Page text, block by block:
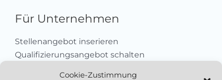
Cookie-Zustimmung
Für Unternehmen
Stellenangebot inserieren
Qualifizierungsangebot schalten